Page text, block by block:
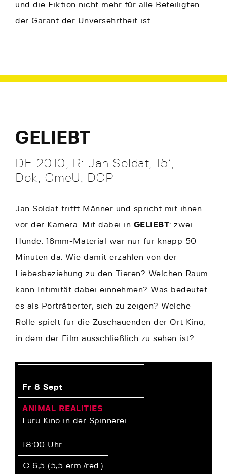
und die Fiktion nicht mehr für alle Beteiligten
der Garant der Unversehrtheit ist.
GELIEBT
DE 2010, R: Jan Soldat, 15‘,
Dok, OmeU, DCP
Jan Soldat trifft Männer und spricht mit ihnen
vor der Kamera. Mit dabei in GELIEBT: zwei
Hunde. 16mm-Material war nur für knapp 50
Minuten da. Wie damit erzählen von der
Liebesbeziehung zu den Tieren? Welchen Raum
kann Intimität dabei einnehmen? Was bedeutet
es als Porträtierter, sich zu zeigen? Welche
Rolle spielt für die Zuschauenden der Ort Kino,
in dem der Film ausschließlich zu sehen ist?
Fr 8 Sept
ANIMAL REALITIES
Luru Kino in der Spinnerei
18:00 Uhr
€ 6,5 (5,5 erm./red.)